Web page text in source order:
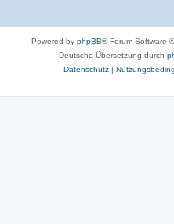
Powered by phpBB® Forum Software
Deutsche Übersetzung durch
Datenschutz|